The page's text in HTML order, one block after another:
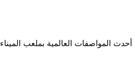
أحدث المواصفات العالمية بملعب الميناء